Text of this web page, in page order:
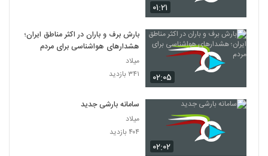
۰۱:۲۱
۰۲:۰۵
بارش برف و باران در اکثر مناطق ایران؛
هشدارهای هواشناسی برای مردم
میلاد
۳۴۱ بازدید
۰۲:۰۲
سامانه بارشی جدید
میلاد
۴۰۴ بازدید